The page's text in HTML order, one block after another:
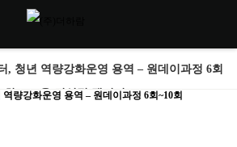
, 청년 역량강화운영 용역 – 원데이과정 6회
회 > 교육/컨설팅 갤러리
량강화운영 용역 – 원데이과정 6회~10회